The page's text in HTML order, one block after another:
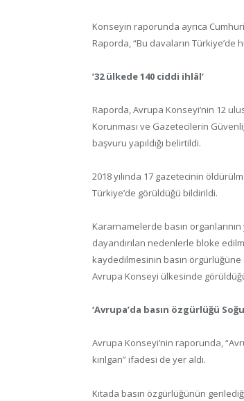
Konseyin raporunda ayrıca
Raporda, “Bu davaların
’32 ülkede 140 ciddi ihlâl’
Raporda, Avrupa Konseyi’nin 12
Korunması ve Gazetecilerin
başvuru yapıldığı belirtildi.
2018 yılında 17 gazetecinin
Türkiye’de görüldüğü bildirildi.
Kararnamelerde basın
dayandırılan nedenlerle bloke
kaydedilmesinin basın
Avrupa Konseyi ülkesinde
‘Avrupa’da basın özgürlüğü
Avrupa Konseyi’nin raporunda,
kırılgan” ifadesi de yer aldı.
Kıtada basın özgürlüğünün